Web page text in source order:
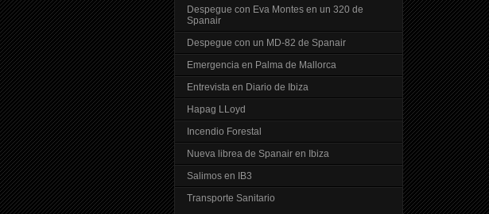
Despegue con Eva Montes en un 320 de
Spanair
Despegue con un MD-82 de Spanair
Emergencia en Palma de Mallorca
Entrevista en Diario de Ibiza
Hapag LLoyd
Incendio Forestal
Nueva librea de Spanair en Ibiza
Salimos en IB3
Transporte Sanitario